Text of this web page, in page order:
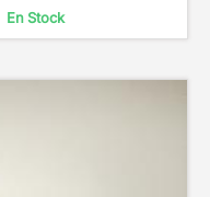
En Stock